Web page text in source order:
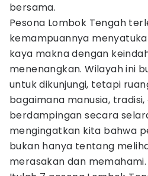
bersama.
Pesona Lombok Tengah
kemampuannya
kaya makna dengan
menenangkan. Wilayah ini
untuk dikunjungi, tetapi
bagaimana manusia,
berdampingan secara
mengingatkan kita bahwa
bukan hanya tentang
merasakan dan memahami.